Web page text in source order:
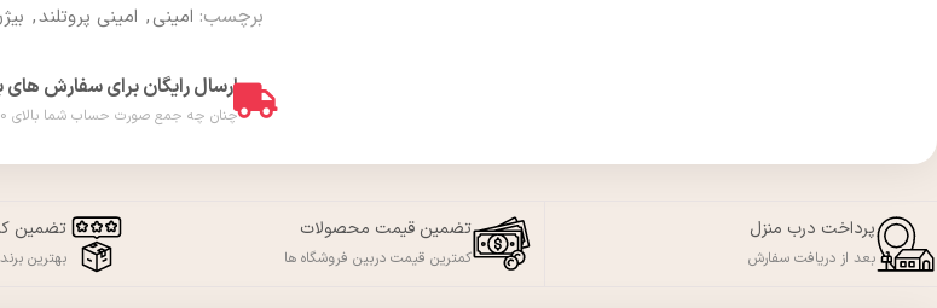
برچسب: امینی, امینی پروتلند,
ارسال رایگان برای سفارش های بالای 800
چنان چه جمع صورت حساب شما بالای 800 هزارتومان شود هزینه ارسال برای شما به صورت رایگان محاسبه خواهد شد. ( فقط در شهر ورامین )
پرداخت درب منزل
بعد از دریافت سفارش
تضمین قیمت محصولات
کمترین قیمت دربین فروشگاه ها
تضمین
بهترین